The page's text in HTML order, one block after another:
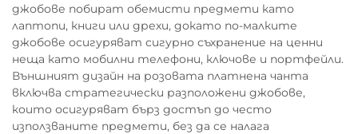
джобове побират обемисти предмети като
лаптопи, книги или дрехи, докато по-малките
джобове осигуряват сигурно съхранение на ценни
неща като мобилни телефони, ключове и портфейли.
Външният дизайн на розовата платнена чанта
включва стратегически разположени джобове,
които осигуряват бърз достъп до често
използваните предмети, без да се налага